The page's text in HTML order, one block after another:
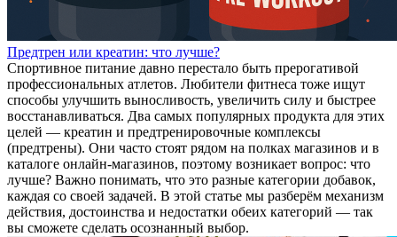
Предтрен или креатин: что лучше?
Спортивное питание давно перестало быть прерогативой
профессиональных атлетов. Любители фитнеса тоже ищут
способы улучшить выносливость, увеличить силу и быстрее
восстанавливаться. Два самых популярных продукта для этих
целей — креатин и предтренировочные комплексы
(предтрены). Они часто стоят рядом на полках магазинов и в
каталоге онлайн‑магазинов, поэтому возникает вопрос: что
лучше? Важно понимать, что это разные категории добавок,
каждая со своей задачей. В этой статье мы разберём механизм
действия, достоинства и недостатки обеих категорий — так
вы сможете сделать осознанный выбор.